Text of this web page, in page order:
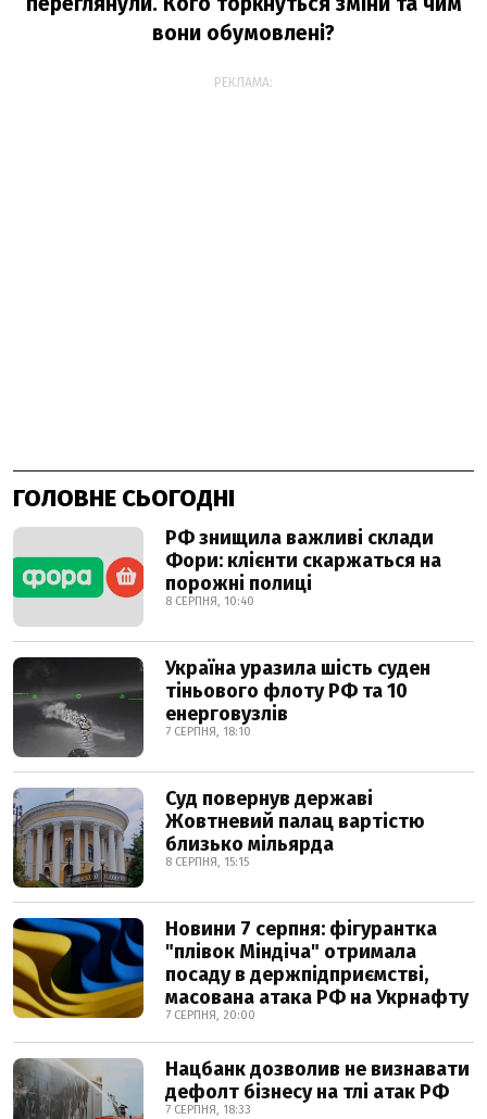
вони обумовлені?
РЕКЛАМА:
ГОЛОВНЕ СЬОГОДНІ
РФ знищила важливі склади
Фори: клієнти скаржаться на
порожні полиці
8 СЕРПНЯ, 10:40
Україна уразила шість суден
тіньового флоту РФ та 10
енерговузлів
7 СЕРПНЯ, 18:10
Суд повернув державі
Жовтневий палац вартістю
близько мільярда
8 СЕРПНЯ, 15:15
Новини 7 серпня: фігурантка
"плівок Міндіча" отримала
посаду в держпідприємстві,
масована атака РФ на Укрнафту
7 СЕРПНЯ, 20:00
Нацбанк дозволив не визнавати
дефолт бізнесу на тлі атак РФ
7 СЕРПНЯ, 18:33